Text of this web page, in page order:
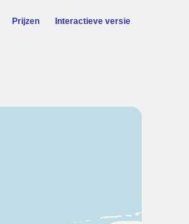
Prijzen Interactieve versie